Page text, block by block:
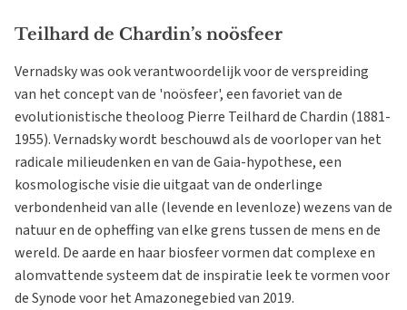
Teilhard de Chardin’s noösfeer
Vernadsky was ook verantwoordelijk voor de verspreiding
van het concept van de 'noösfeer', een favoriet van de
evolutionistische theoloog Pierre Teilhard de Chardin (1881-
1955). Vernadsky wordt beschouwd als de voorloper van het
radicale milieudenken en van de Gaia-hypothese, een
kosmologische visie die uitgaat van de onderlinge
verbondenheid van alle (levende en levenloze) wezens van de
natuur en de opheffing van elke grens tussen de mens en de
wereld. De aarde en haar biosfeer vormen dat complexe en
alomvattende systeem dat de inspiratie leek te vormen voor
de Synode voor het Amazonegebied van 2019.